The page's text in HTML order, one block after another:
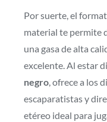
Por suerte, el
material te permite
una gasa de alta
excelente. Al estar
negro, ofrece a los
escaparatistas y
etéreo ideal para